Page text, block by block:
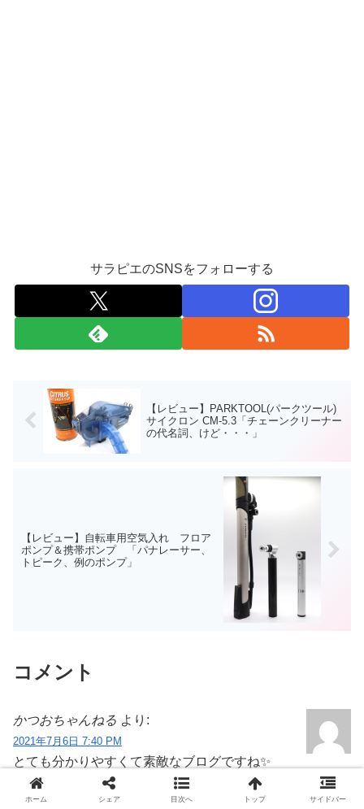
サラピエのSNSをフォローする
【レビュー】PARKTOOL(パークツール)
サイクロン CM-5.3「チェーンクリーナー
の代名詞、けど・・・」
【レビュー】自転車用空気入れ フロア
ポンプ＆携帯ポンプ 「パナレーサー、
トピーク、例のポンプ」
コメント
かつおちゃんねる より:
2021年7月6日 7:40 PM
とても分かりやすくて素敵なブログですね✨
私も今から始めようと思っているのですが、どちらのテー
ホーム シェア 目次へ トップ サイドバー